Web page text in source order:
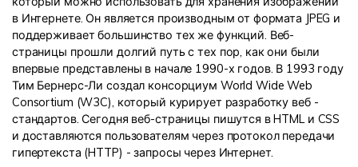
Информационный центр
НАЙТИ БОЛЬШЕ РЕШЕНИЙ
в Интернете. Он является производным от формата JPEG и
поддерживает большинство тех же функций. Веб-
страницы прошли долгий путь с тех пор, как они были
впервые представлены в начале 1990-х годов. В 1993 году
Тим Бернерс-Ли создал консорциум World Wide Web
Consortium (W3C), который курирует разработку веб -
стандартов. Сегодня веб-страницы пишутся в HTML и CSS
и доставляются пользователям через протокол передачи
гипертекста (HTTP) - запросы через Интернет.